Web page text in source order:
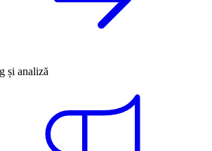
și analiză